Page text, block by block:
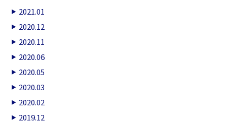
2021.01
2020.12
2020.11
2020.06
2020.05
2020.03
2020.02
2019.12